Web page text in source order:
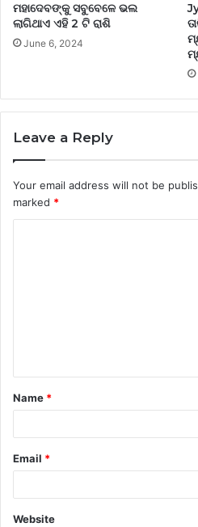
ମହାଦେବଙ୍କୁ ସବୁବେଳେ ଭଲ
ଲାଗିଥାଏ ଏହି 2 ଟି ରାଶି
June 6, 2024
Leave a Reply
Your email address will not be
marked *
t
*
Name *
Email *
Website